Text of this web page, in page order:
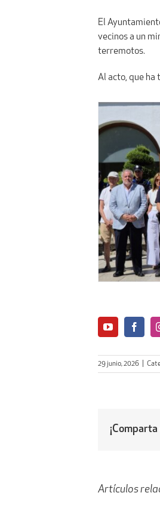
El
vecinos a un
terremotos.
Al acto, que ha
29 junio, 2026
Artículos